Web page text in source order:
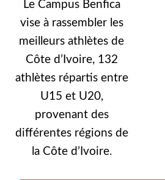
Le Campus Benfica
vise à rassembler les
meilleurs athlètes de
Côte d’Ivoire, 132
athlètes répartis entre
U15 et U20,
provenant des
différentes régions de
la Côte d’Ivoire.